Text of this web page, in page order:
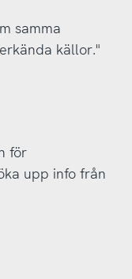
samma
källor."
för
upp info från